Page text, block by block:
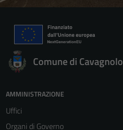
Comune di Cavagnolo
AMMINISTRAZIONE
Uffici
Organi di Governo